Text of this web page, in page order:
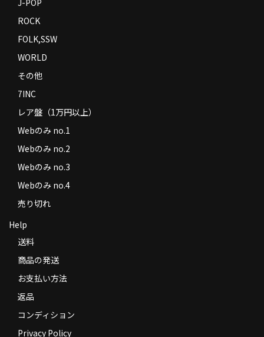
ROCK
FOLK,SSW
WORLD
その他
7INC
レア盤（1万円以上）
Webのみ no.1
Webのみ no.2
Webのみ no.3
Webのみ no.4
売り切れ
Help
送料
商品の発送
お支払い方法
返品
コンディション
Privacy Policy